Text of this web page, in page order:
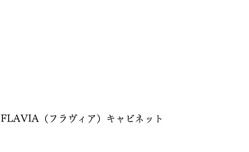
FLAVIA（フラヴィア）キャビネット